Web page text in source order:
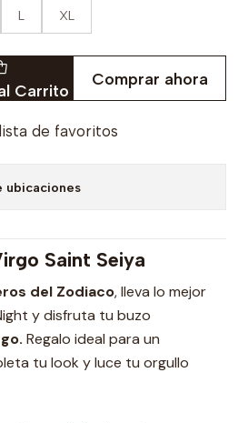
L XL
Carrito
Comprar ahora
de favoritos
ubicaciones
Saint Seiya
del Zodiaco, lleva lo mejor
y disfruta tu buzo
Regalo ideal para un
tu look y luce tu orgullo